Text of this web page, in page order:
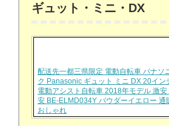
ギュット・ミニ・DX
配送先一都三県限定 電動自転車 パナソ
ク Panasonic ギュット ミニ DX 20イン
電動アシスト自転車 2018年モデル 激安
安 BE-ELMD034Y パウダーイエロー 通
おしゃれ